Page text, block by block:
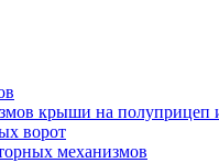
крыши на полуприцеп
ворот
механизмов